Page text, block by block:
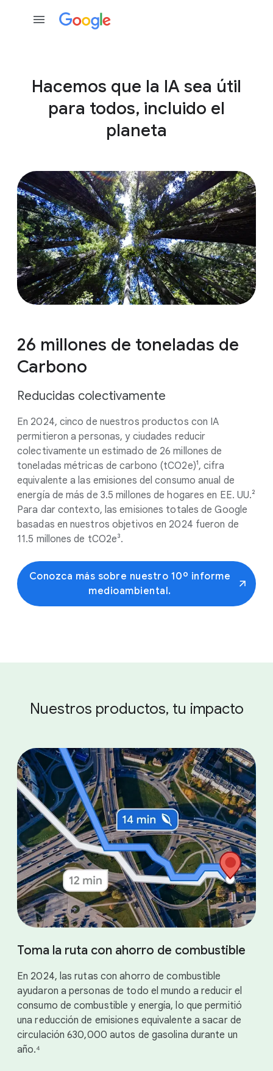
Hacemos que la IA sea útil
para todos, incluido el
planeta
26 millones de toneladas de
Carbono
Reducidas colectivamente
En 2024, cinco de nuestros productos con IA
permitieron a personas, y ciudades reducir
colectivamente un estimado de 26 millones de
toneladas métricas de carbono (tCO2e)¹, cifra
equivalente a las emisiones del consumo anual de
energía de más de 3.5 millones de hogares en EE. UU.²
Para dar contexto, las emisiones totales de Google
basadas en nuestros objetivos en 2024 fueron de
11.5 millones de tCO2e³.
Conozca más sobre nuestro 10º informe
medioambiental.
Nuestros productos, tu impacto
Toma la ruta con ahorro de combustible
En 2024, las rutas con ahorro de combustible
ayudaron a personas de todo el mundo a reducir el
consumo de combustible y energía, lo que permitió
una reducción de emisiones equivalente a sacar de
circulación 630,000 autos de gasolina durante un
año.⁴